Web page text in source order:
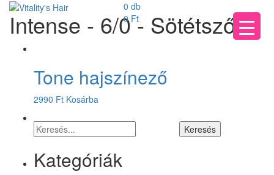
0 db
0Ft
Intense - 6/0 - Sötétszőke
Tone hajszínező
2990 Ft Kosárba
Kategóriák